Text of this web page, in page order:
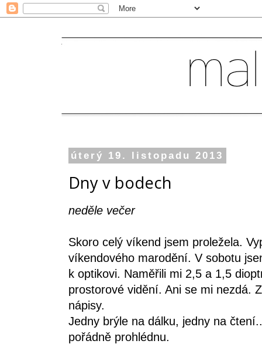
úterý 19. listopadu 2013
Dny v bodech
neděle večer
Skoro celý víkend jsem proležela.
víkendového marodění. V sobotu
k optikovi. Naměřili mi 2,5 a 1,5
prostorové vidění. Ani se mi nezdá.
nápisy.
Jedny brýle na dálku, jedny na
pořádně prohlédnu.